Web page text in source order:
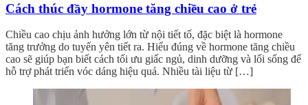
Cách thúc đầy hormone tăng chiều cao ở trẻ
Chiều cao chịu ảnh hưởng lớn từ nội tiết tố, đặc biệt là hormone
tăng trưởng do tuyến yên tiết ra. Hiểu đúng về hormone tăng chiều
cao sẽ giúp bạn biết cách tối ưu giấc ngủ, dinh dưỡng và lối sống để
hỗ trợ phát triển vóc dáng hiệu quả. Nhiều tài liệu từ […]